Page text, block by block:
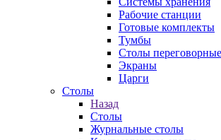
Рабочие станции
Готовые комплекты
Тумбы
Столы переговорные
Экраны
Царги
Столы
Назад
Столы
Журнальные столы